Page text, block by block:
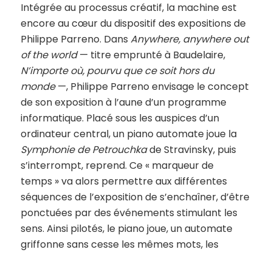
Intégrée au processus créatif, la machine est
encore au cœur du dispositif des expositions de
Philippe Parreno. Dans Anywhere, anywhere out
of the world— titre emprunté à Baudelaire,
N’importe où, pourvu que ce soit hors du
monde—, Philippe Parreno envisage le concept
de son exposition à l’aune d’un programme
informatique. Placé sous les auspices d’un
ordinateur central, un piano automate joue la
Symphonie de Petrouchkade Stravinsky, puis
s’interrompt, reprend. Ce « marqueur de
temps » va alors permettre aux différentes
séquences de l’exposition de s’enchaîner, d’être
ponctuées par des événements stimulant les
sens. Ainsi pilotés, le piano joue, un automate
griffonne sans cesse les mêmes mots, les